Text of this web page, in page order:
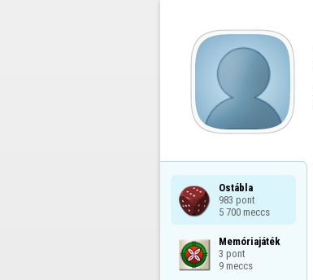
Ostábla
983 pont
5 700 meccs
Memóriajáték
3 pont
9 meccs